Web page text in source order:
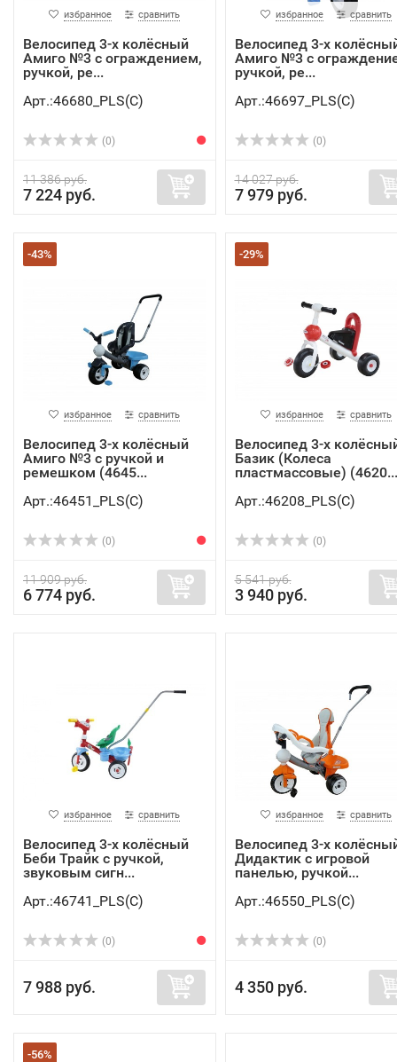
избранное сравнить
Велосипед 3-х колёсный
Амиго №3 с ограждением,
ручкой, ре...
Арт.:46680_PLS(C)
(0)
11 386 руб.
7 224 руб.
избранное сравнить
Велосипед 3-х
Амиго №3 с
ручкой, ре...
Арт.:46697_PLS(C)
(0)
14 027 руб.
7 979 руб.
-43%
избранное сравнить
Велосипед 3-х колёсный
Амиго №3 с ручкой и
ремешком (4645...
Арт.:46451_PLS(C)
(0)
11 909 руб.
6 774 руб.
-29%
избранное сравнить
Велосипед 3-х
Базик (Колеса
пластмассовые) (4620...
Арт.:46208_PLS(C)
(0)
5 541 руб.
3 940 руб.
избранное сравнить
Велосипед 3-х колёсный
Беби Трайк с ручкой,
звуковым сигн...
Арт.:46741_PLS(C)
(0)
7 988 руб.
избранное сравнить
Велосипед 3-х
Дидактик с игровой
панелью, ручкой...
Арт.:46550_PLS(C)
(0)
4 350 руб.
-56%